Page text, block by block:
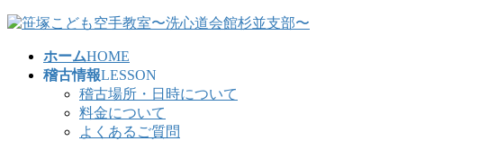
コ
ナ
ホームHOME
稽古情報LESSON
稽古場所・日時について
料金について
よくあるご質問